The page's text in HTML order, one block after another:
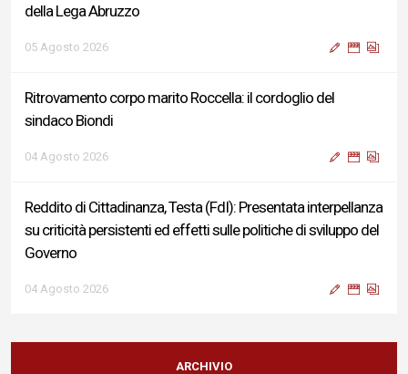
della Lega Abruzzo
05 Agosto 2026
Ritrovamento corpo marito Roccella: il cordoglio del
sindaco Biondi
04 Agosto 2026
Reddito di Cittadinanza, Testa (FdI): Presentata interpellanza
su criticità persistenti ed effetti sulle politiche di sviluppo del
Governo
04 Agosto 2026
Sigismondi, Liris e Testa: “Profondo cordoglio e vicinanza al
Ministro Roccella e alla sua famiglia”
ARCHIVIO